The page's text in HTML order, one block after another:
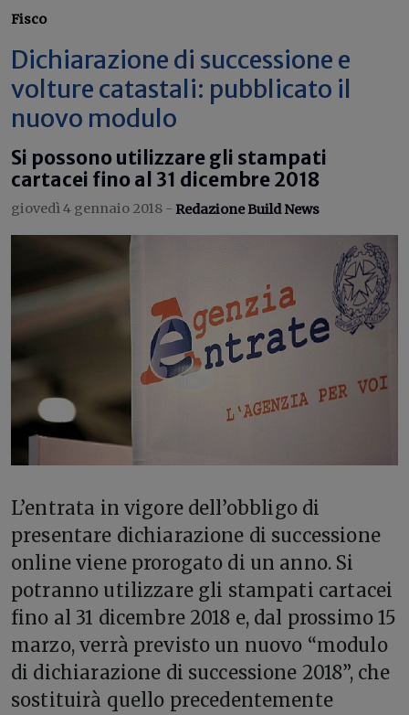
Fisco
Dichiarazione di successione e
volture catastali: pubblicato il
nuovo modulo
Si possono utilizzare gli stampati
cartacei fino al 31 dicembre 2018
giovedì 4 gennaio 2018 - Redazione Build News
L’entrata in vigore dell’obbligo di
presentare dichiarazione di successione
online viene prorogato di un anno. Si
potranno utilizzare gli stampati cartacei
fino al 31 dicembre 2018 e, dal prossimo 15
marzo, verrà previsto un nuovo “modulo
di dichiarazione di successione 2018”, che
sostituirà quello precedentemente